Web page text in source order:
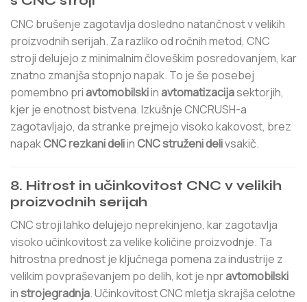
CNC brušenje zagotavlja dosledno natančnost v velikih
proizvodnih serijah. Za razliko od ročnih metod, CNC
stroji delujejo z minimalnim človeškim posredovanjem, kar
znatno zmanjša stopnjo napak. To je še posebej
pomembno pri avtomobilskiin avtomatizacijasektorjih,
kjer je enotnost bistvena. Izkušnje CNCRUSH-a
zagotavljajo, da stranke prejmejo visoko kakovost, brez
napakCNC rezkani deliinCNC struženi delivsakič.
8. Hitrost in učinkovitost CNC v velikih
proizvodnih serijah
CNC stroji lahko delujejo neprekinjeno, kar zagotavlja
visoko učinkovitost za velike količine proizvodnje. Ta
hitrostna prednost je ključnega pomena za industrije z
velikim povpraševanjem po delih, kot je npravtomobilski
instrojegradnja. Učinkovitost CNC mletja skrajša celotne